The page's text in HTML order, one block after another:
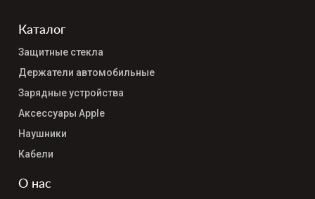
Каталог
Защитные стекла
Держатели автомобильные
Зарядные устройства
Аксессуары Apple
Наушники
Кабели
О нас